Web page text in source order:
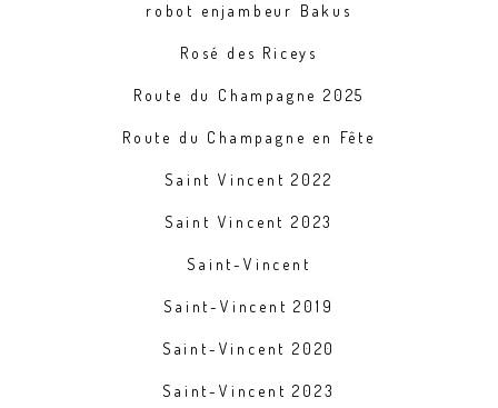
robot enjambeur Bakus
Rosé des Riceys
Route du Champagne 2025
Route du Champagne en Fête
Saint Vincent 2022
Saint Vincent 2023
Saint-Vincent
Saint-Vincent 2019
Saint-Vincent 2020
Saint-Vincent 2023